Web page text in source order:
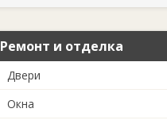
Ремонт и отделка
Двери
Окна